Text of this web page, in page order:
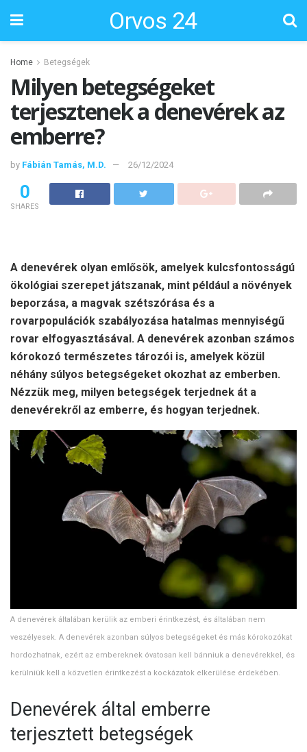
Orvos 24
Home Betegségek
Milyen betegségeket
terjesztenek a denevérek az
emberre?
by Fábián Tamás, M.D. 26/12/2024
0
SHARES
A denevérek olyan emlősök, amelyek kulcsfontosságú
ökológiai szerepet játszanak, mint például a növények
beporzása, a magvak szétszórása és a
rovarpopulációk szabályozása hatalmas mennyiségű
rovar elfogyasztásával. A denevérek azonban számos
kórokozó természetes tározói is, amelyek közül
néhány súlyos betegségeket okozhat az emberben.
Nézzük meg, milyen betegségek terjednek át a
denevérekről az emberre, és hogyan terjednek.
A denevérek általában kerülik az emberi érintkezést, és általában nem
veszélyesek. A denevérek azonban súlyos betegségeket és más kórokozókat
hordozhatnak, ezért az embereknek óvatosan kell bánniuk a denevérekkel, és
kerülniük kell a közvetlen érintkezést a kockázatok elkerülése érdekében.
Denevérek által emberre
terjesztett betegségek